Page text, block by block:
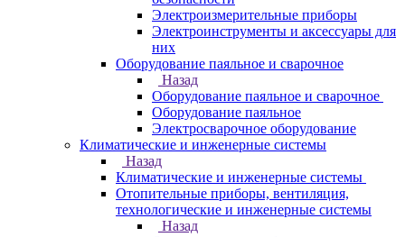
Электроизмерительные приборы
Электроинструменты и аксессуары для
них
Оборудование паяльное и сварочное
Назад
Оборудование паяльное и сварочное
Оборудование паяльное
Электросварочное оборудование
Климатические и инженерные системы
Назад
Климатические и инженерные системы
Отопительные приборы, вентиляция,
технологические и инженерные системы
Назад